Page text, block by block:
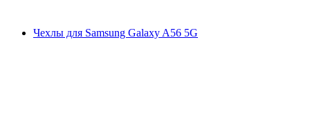
Чехлы для Samsung Galaxy A56 5G